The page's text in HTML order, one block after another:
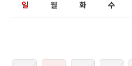
일
월 화 수